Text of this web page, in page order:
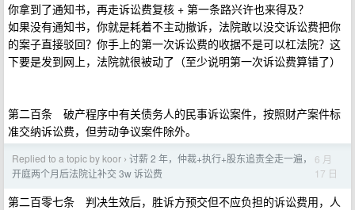
你拿到了通知书，再走诉讼费复核 + 第一条路兴许也来得及？
如果没有通知书，你就是耗着不主动撤诉，法院敢以没交诉讼费把你
的案子直接驳回？你手上的第一次诉讼费的收据不是可以杠法院？这
下要是发到网上，法院就很被动了（至少说明第一次诉讼费算错了）
第二百条 破产程序中有关债务人的民事诉讼案件，按照财产案件标
准交纳诉讼费，但劳动争议案件除外。
Replied to a topic by koor › 讨薪 2 年，仲裁+执行+股东追责全走一遍，
开庭两个月后法院让补交 3w 诉讼费
6 月
17 日
第二百零七条 判决生效后，胜诉方预交但不应负担的诉讼费用，人